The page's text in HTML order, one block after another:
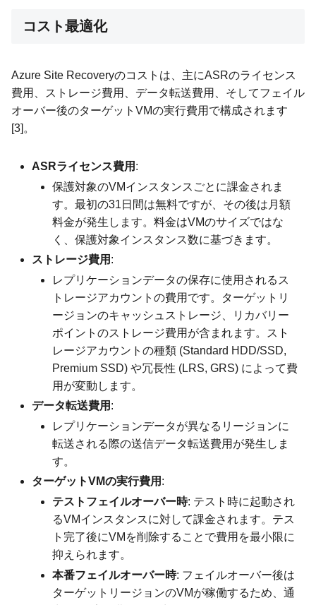
コスト最適化
Azure Site Recoveryのコストは、主にASRのライセンス
費用、ストレージ費用、データ転送費用、そしてフェイル
オーバー後のターゲットVMの実行費用で構成されます
[3]。
ASRライセンス費用 :
保護対象のVMインスタンスごとに課金されま
す。最初の31日間は無料ですが、その後は月額
料金が発生します。料金はVMのサイズではな
く、保護対象インスタンス数に基づきます。
ストレージ費用 :
レプリケーションデータの保存に使用されるス
トレージアカウントの費用です。ターゲットリ
ージョンのキャッシュストレージ、リカバリー
ポイントのストレージ費用が含まれます。スト
レージアカウントの種類 (Standard HDD/SSD,
Premium SSD) や冗長性 (LRS, GRS) によって費
用が変動します。
データ転送費用 :
レプリケーションデータが異なるリージョンに
転送される際の送信データ転送費用が発生しま
す。
ターゲットVMの実行費用 :
テストフェイルオーバー時: テスト時に起動され
るVMインスタンスに対して課金されます。テス
ト完了後にVMを削除することで費用を最小限に
抑えられます。
本番フェイルオーバー時: フェイルオーバー後は
ターゲットリージョンのVMが稼働するため、通